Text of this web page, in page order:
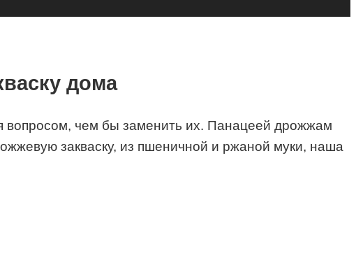
дома
вопросом, чем бы заменить их. Панацеей дрожжам
закваску, из пшеничной и ржаной муки, наша